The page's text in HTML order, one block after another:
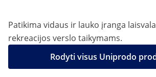
Patikima vidaus ir lauko įranga
rekreacijos verslo taikymams.
Rodyti visus Uniprodo